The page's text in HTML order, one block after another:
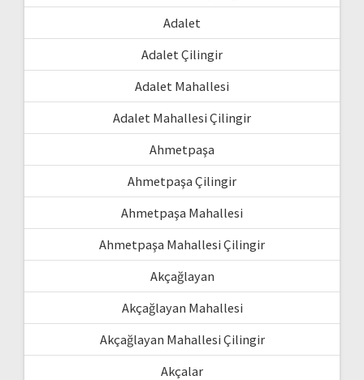
Adalet
Adalet Çilingir
Adalet Mahallesi
Adalet Mahallesi Çilingir
Ahmetpaşa
Ahmetpaşa Çilingir
Ahmetpaşa Mahallesi
Ahmetpaşa Mahallesi Çilingir
Akçağlayan
Akçağlayan Mahallesi
Akçağlayan Mahallesi Çilingir
Akçalar